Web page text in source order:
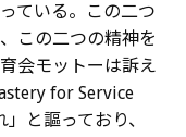
ている。この二つ
この二つの精神を
会モットーは訴え
for Service
と謳っており、